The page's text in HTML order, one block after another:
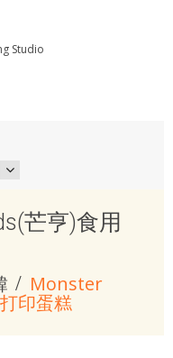
芒亨)食用
Monster
印蛋糕